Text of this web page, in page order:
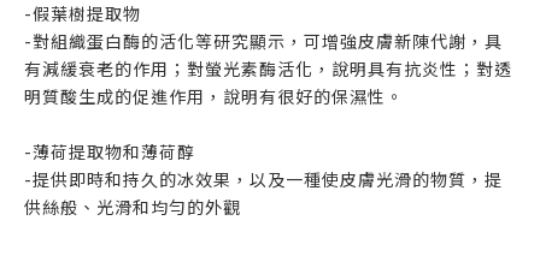
-假葉樹提取物
-對組織蛋白酶的活化等研究顯示，可增強皮膚新陳代謝，具
有減緩衰老的作用；對螢光素酶活化，說明具有抗炎性；對透
明質酸生成的促進作用，說明有很好的保濕性。
-薄荷提取物和薄荷醇
-提供即時和持久的冰效果，以及一種使皮膚光滑的物質，提
供絲般、光滑和均勻的外觀